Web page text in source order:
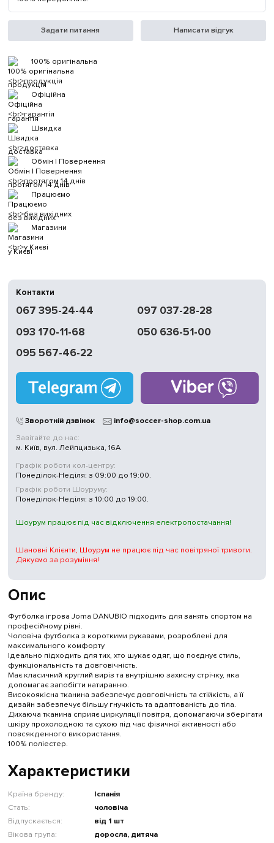
Задати питання Написати відгук
100% оригінальна
продукція
Офіційна
гарантія
Швидка
доставка
Обмін | Повернення
протягом 14 днів
Працюємо
без вихідних
Магазини
у Києві
Опис
Футболка ігрова Joma DANUBIO підходить для занять спортом на
професійному рівні.
Чоловіча футболка з короткими рукавами, розроблені для
максимального комфорту
Ідеально підходить для тих, хто шукає одяг, що поєднує стиль,
функціональність та довговічність.
Має класичний круглий виріз та внутрішню захисну стрічку, яка
допомагає запобігти натиранню.
Високоякісна тканина забезпечує довговічність та стійкість, а її
дизайн забезпечує більшу гнучкість та адаптованість до тіла.
Дихаюча тканина сприяє циркуляції повітря, допомагаючи зберігати
шкіру прохолодною та сухою під час фізичної активності або
повсякденного використання.
100% поліестер.
Характеристики
Країна бренду:
Іспанія
Стать:
чоловіча
Відпускається:
від 1 шт
Вікова група:
доросла, дитяча
Контакти
067 395-24-44
097 037-28-28
093 170-11-68
050 636-51-00
095 567-46-22
Зворотній дзвінок
info@soccer-shop.com.ua
Завітайте до нас:
м. Київ, вул. Лейпцизька, 16А
Графік роботи кол-центру:
Понеділок-Неділя: з 09:00 до 19:00.
Графік роботи Шоуруму:
Понеділок-Неділя: з 10:00 до 19:00.
Шоурум працює під час відключення електропостачання!
Шановні Клієнти, Шоурум не працює під час повітряної тривоги.
Дякуємо за розуміння!